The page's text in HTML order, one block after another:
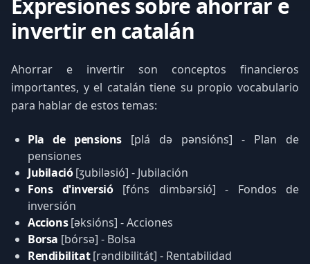
Expresiones sobre ahorrar e
invertir en catalán
Ahorrar e invertir son conceptos financieros
importantes, y el catalán tiene su propio vocabulario
para hablar de estos temas:
Pla de pensions [plá də pənsións] - Plan de
pensiones
Jubilació[ʒubiləsió] - Jubilación
Fons d'inversió[fóns dimbərsió] - Fondos de
inversión
Accions[əksións] - Acciones
Borsa [bórsə] - Bolsa
Rendibilitat[rəndibilitát] - Rentabilidad